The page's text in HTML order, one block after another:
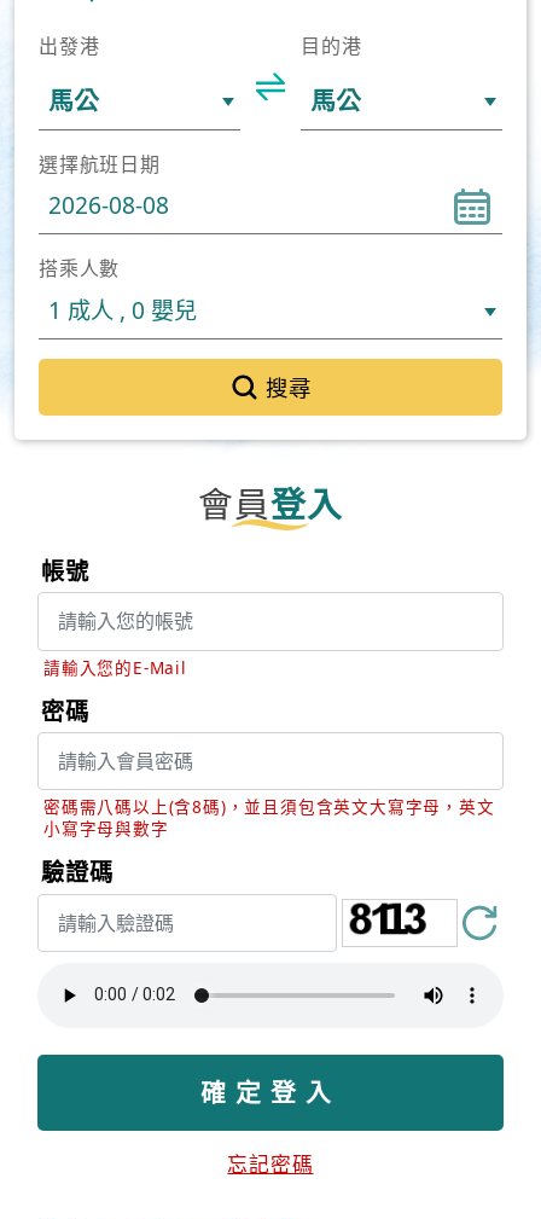
出發港 目的港
選擇航班日期
搭乘人數
搜尋
會員登入
帳號
請輸入您的E-Mail
密碼
密碼需八碼以上(含8碼)，並且須包含英文大寫字母，英文
小寫字母與數字
驗證碼
忘記密碼